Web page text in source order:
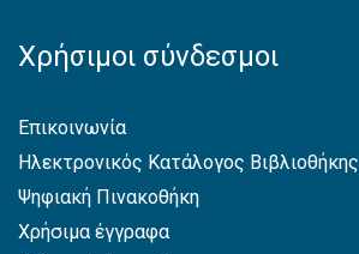
Χρήσιμοι σύνδεσμοι
Επικοινωνία
Ηλεκτρονικός Κατάλογος Βιβλιοθήκης
Ψηφιακή Πινακοθήκη
Χρήσιμα έγγραφα